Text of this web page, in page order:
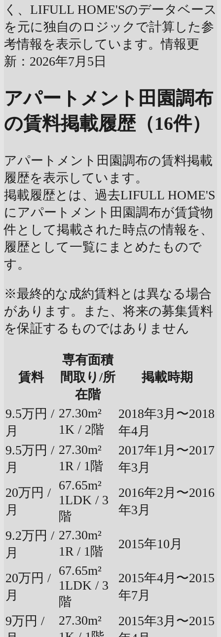
く、LIFULL HOME'Sのデータベース
を元に独自のロジックで計算した参
考情報を表示しています。情報更
新：2026年7月5日
アパートメント田園調布
の賃料掲載履歴（16件）
アパートメント田園調布の賃料掲載
履歴を表示しています。
掲載履歴とは、過去LIFULL HOME'S
にアパートメント田園調布が賃貸物
件として掲載された時点の情報を、
履歴として一覧にまとめたもので
す。
※最終的な成約賃料とは異なる場合
があります。また、将来の募集賃料
を保証するものではありません
賃料
専有面積
間取り/所
在階
掲載時期
9.5万円 /
月
27.30m²
1K / 2階
2018年3月〜2018
年4月
9.5万円 /
月
27.30m²
1R / 1階
2017年1月〜2017
年3月
20万円 /
月
67.65m²
1LDK / 3
階
2016年2月〜2016
年3月
9.2万円 /
月
27.30m²
1R / 1階
2015年10月
20万円 /
月
67.65m²
1LDK / 3
階
2015年4月〜2015
年7月
9万円 /
27.30m²
2015年3月〜2015